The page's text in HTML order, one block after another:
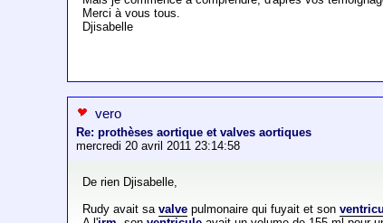
Merci à vous tous.
Djisabelle
vero
Re: prothèses aortique et valves aortiques
mercredi 20 avril 2011 23:14:58
De rien Djisabelle,
Rudy avait savalve pulmonaire qui fuyait et son